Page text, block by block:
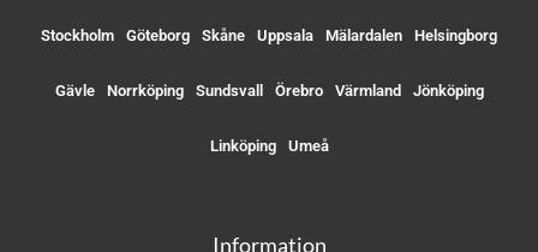
Stockholm Göteborg Skåne Uppsala Mälardalen Helsingborg
Gävle Norrköping Sundsvall Örebro Värmland Jönköping
Linköping Umeå
Information